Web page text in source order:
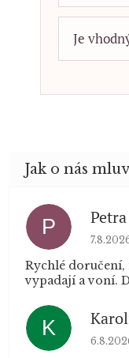
Je
P Petra
Rychlé doručení,
vypadají a voní.
K